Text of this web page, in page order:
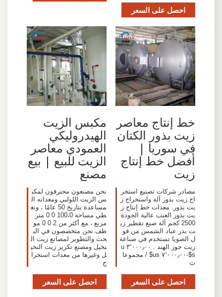
احصل على السعر
خط إنتاج معاصر
زيت بذور الكتان
في سوريا |
أفضل خط إنتاج
زيت
مصادر شركات تصنيع استخر
اج زيت بذور آلة واستخراج ز
يت بذور. معدات خط إنتاج ز
يت بذور العنب عالية الجودة
2500 كجم آلة صنع تقطير زي
ت بذر عباد الشمس من فو
ل الصويا تستخدم في صناعة
زيت جوز الهند . ٣٬٠٠٠٫٠٠ u
s$-٧٬٠٠٠٫٠٠ us$ / مجموعا
ت
احصل على السعر
مكبس الزيت
الهيدروليكي
العمودي معاصر
الزيت للبيع | بيع
مصنع
نحن مصنعون محترفون لمكب
س الزيت اللولبي ومعداته ال
مساعدة بتاريخ 50 عامًا ، ونغ
طي مساحة 100،0 0 0 متر
مربع ، مع أكثر من 2 0 0 مو
ظف.نحن متخصصون في الب
حث والتطوير لمصانع زيت ال
نخيل ومصنع تكرير زيت النخي
ل وغيرها من معدات استخرا
ج
احصل على السعر